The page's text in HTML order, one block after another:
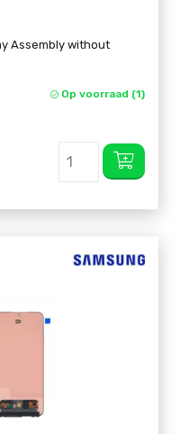
Assembly without
Op voorraad (1)